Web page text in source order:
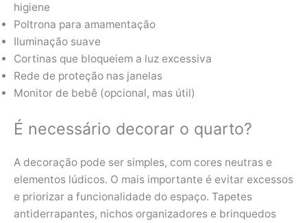
higiene
Poltrona para amamentação
Iluminação suave
Cortinas que bloqueiem a luz excessiva
Rede de proteção nas janelas
Monitor de bebê (opcional, mas útil)
É necessário decorar o quarto?
A decoração pode ser simples, com cores neutras e
elementos lúdicos. O mais importante é evitar excessos
e priorizar a funcionalidade do espaço. Tapetes
antiderrapantes, nichos organizadores e brinquedos